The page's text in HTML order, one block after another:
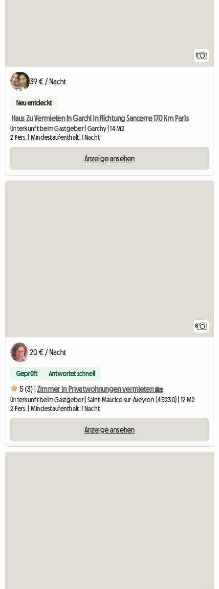
7
39 € / Nacht
Neu entdeckt
Haus Zu Vermieten In Garchi In Richtung Sancerre 170 Km Paris
Unterkunft beim Gastgeber | Garchy | 14 M2
2 Pers. | Mindestaufenthalt: 1 Nacht
Anzeige ansehen
8
20 € / Nacht
Geprüft Antwortet schnell
5 (3) | Zimmer in Privatwohnungen vermieten 🏡
Unterkunft beim Gastgeber | Saint-Maurice-sur-Aveyron (45230) | 12 M2
2 Pers. | Mindestaufenthalt: 1 Nacht
Anzeige ansehen